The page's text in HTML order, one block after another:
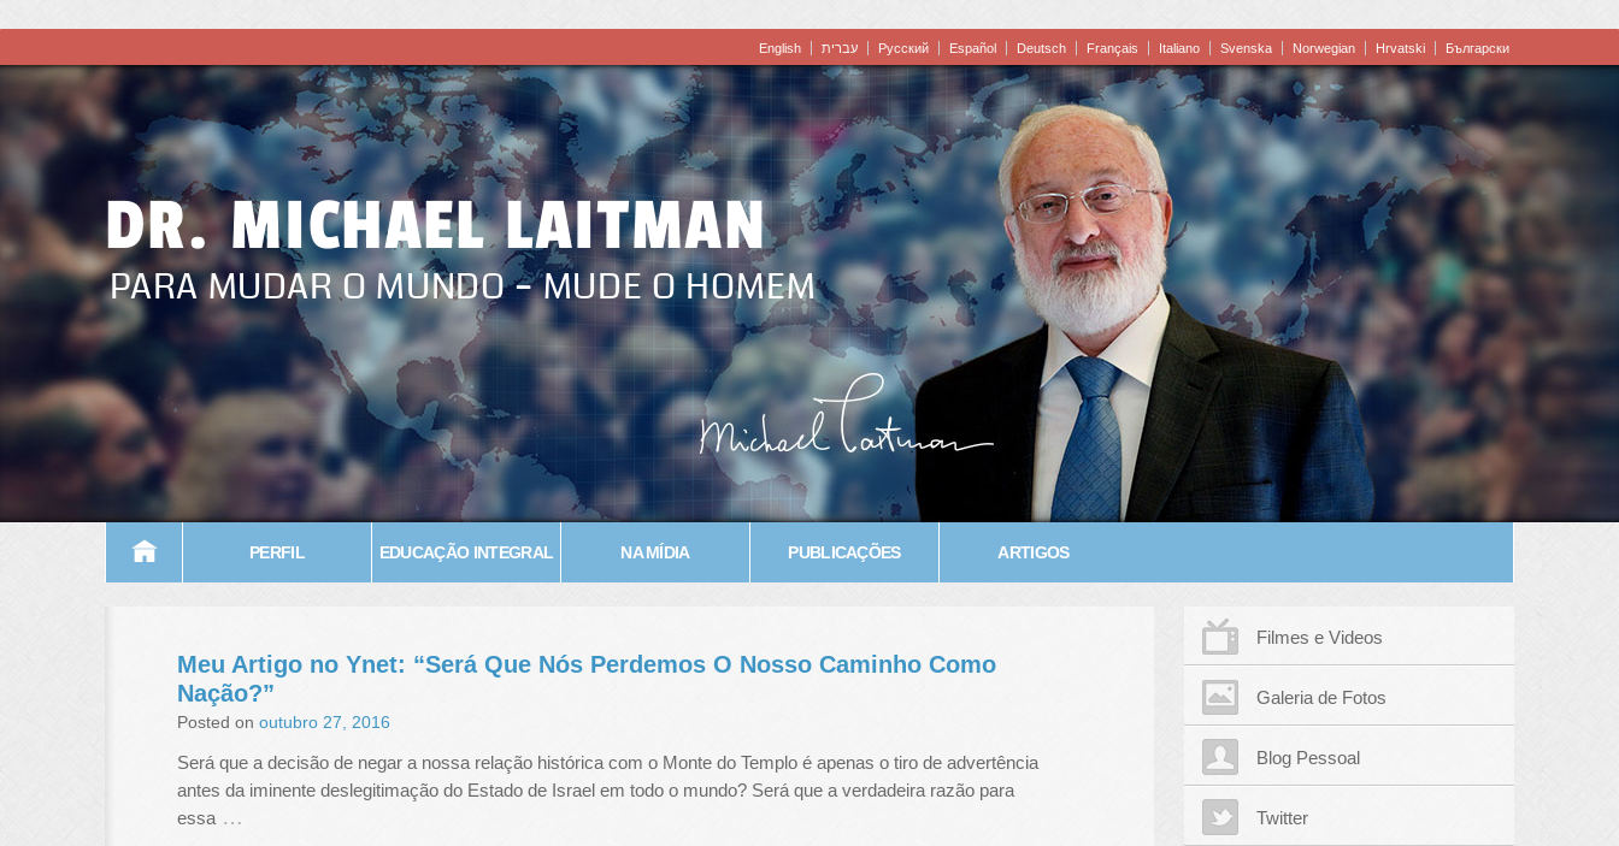
English עברית Pусский Español Deutsch Français Italiano Svenska Norwegian Hrvatski Български
DR. MICHAEL LAITMAN
PARA MUDAR O MUNDO – MUDE O HOMEM
PERFIL EDUCAÇÃO INTEGRAL NA MÍDIA PUBLICAÇÕES ARTIGOS
Meu Artigo no Ynet: “Será Que Nós Perdemos O Nosso Caminho Como
Nação?”
Posted on outubro 27, 2016
Será que a decisão de negar a nossa relação histórica com o Monte do Templo é apenas o tiro de advertência
antes da iminente deslegitimação do Estado de Israel em todo o mundo? Será que a verdadeira razão para
essa …
Filmes e Videos
Galeria de Fotos
Blog Pessoal
Twitter